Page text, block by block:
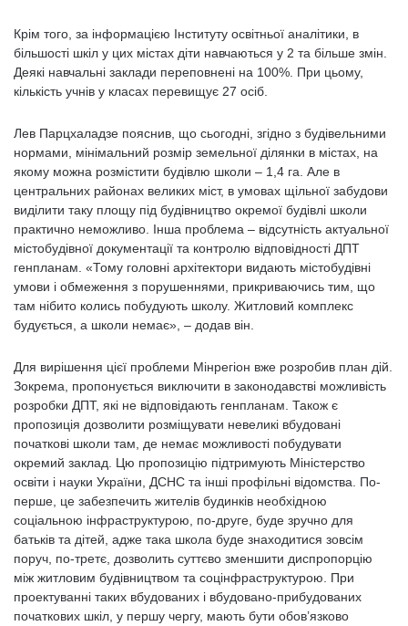
Крім того, за інформацією Інституту освітньої аналітики, в
більшості шкіл у цих містах діти навчаються у 2 та більше змін.
Деякі навчальні заклади переповнені на 100%. При цьому,
кількість учнів у класах перевищує 27 осіб.
Лев Парцхаладзе пояснив, що сьогодні, згідно з будівельними
нормами, мінімальний розмір земельної ділянки в містах, на
якому можна розмістити будівлю школи – 1,4 га. Але в
центральних районах великих міст, в умовах щільної забудови
виділити таку площу під будівництво окремої будівлі школи
практично неможливо. Інша проблема – відсутність актуальної
містобудівної документації та контролю відповідності ДПТ
генпланам. «Тому головні архітектори видають містобудівні
умови і обмеження з порушеннями, прикриваючись тим, що
там нібито колись побудують школу. Житловий комплекс
будується, а школи немає», – додав він.
Для вирішення цієї проблеми Мінрегіон вже розробив план дій.
Зокрема, пропонується виключити в законодавстві можливість
розробки ДПТ, які не відповідають генпланам. Також є
пропозиція дозволити розміщувати невеликі вбудовані
початкові школи там, де немає можливості побудувати
окремий заклад. Цю пропозицію підтримують Міністерство
освіти і науки України, ДСНС та інші профільні відомства. По-
перше, це забезпечить жителів будинків необхідною
соціальною інфраструктурою, по-друге, буде зручно для
батьків та дітей, адже така школа буде знаходитися зовсім
поруч, по-третє, дозволить суттєво зменшити диспропорцію
між житловим будівництвом та соцінфраструктурою. При
проектуванні таких вбудованих і вбудовано-прибудованих
початкових шкіл, у першу чергу, мають бути обов’язково